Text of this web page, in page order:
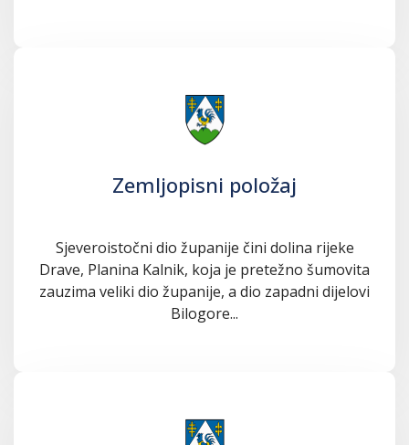
Zemljopisni položaj
Sjeveroistočni dio županije čini dolina rijeke
Drave, Planina Kalnik, koja je pretežno šumovita
zauzima veliki dio županije, a dio zapadni dijelovi
Bilogore...